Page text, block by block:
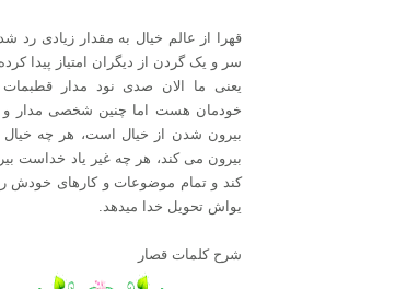
قهرا از عالم خیال به مقدار زیادی رد
سر و یک گردن از دیگران امتیاز پیدا
یعنی ما الان صدی نود مدار قطبمات
خودمان هست اما چنین شخصی مدار
بیرون شدن از خیال است، هر چه خیال
بیرون می کند، هر چه غیر یاد خداست
کند و تمام موضوعات و کارهای خودش
یواش تحویل خدا میدهد.
شرح کلمات قصار